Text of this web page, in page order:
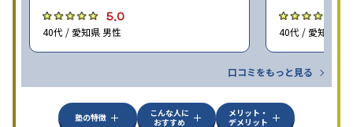
5.0
40代 / 愛知県 男性 40代 / 愛知県 女
口コミをもっと見る
塾の特徴
こんな人に
おすすめ
メリット・
デメリット